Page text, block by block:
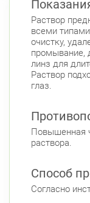
ул.
Улица
Б.
Беговая
Раствор
всеми
очистку,
промывание,
линз для
Раствор
глаз.
Повышенная
раствора.
Способ
Согласно